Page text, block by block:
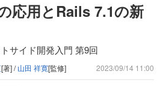
応用とRails 7.1の新
サイド開発入門 第9回
[著] /山田 祥寛[監修] 2023/09/14 11:00